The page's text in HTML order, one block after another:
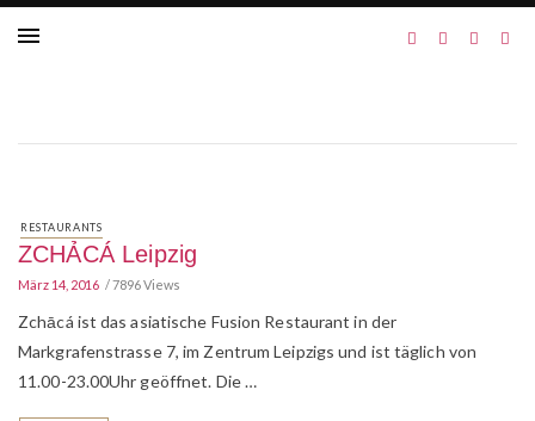
RESTAURANTS
ZCHẢCÁ Leipzig
März 14, 2016 7896 Views
Zchācá ist das asiatische Fusion Restaurant in der
Markgrafenstrasse 7, im Zentrum Leipzigs und ist täglich von
11.00-23.00Uhr geöffnet. Die …